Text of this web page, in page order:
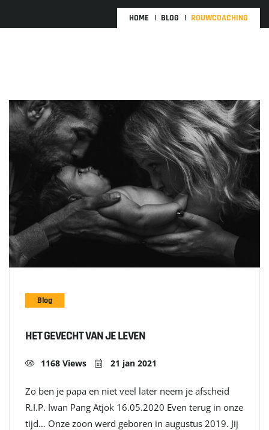
HOME BLOG ROUWCOACHING
Blog
HET GEVECHT VAN JE LEVEN
1168 Views 21 jan 2021
Zo ben je papa en niet veel later neem je afscheid
R.I.P. Iwan Pang Atjok 16.05.2020 Even terug in onze
tijd… Onze zoon werd geboren in augustus 2019. Jij